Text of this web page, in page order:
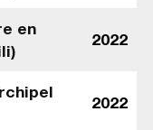
en
2022
2022